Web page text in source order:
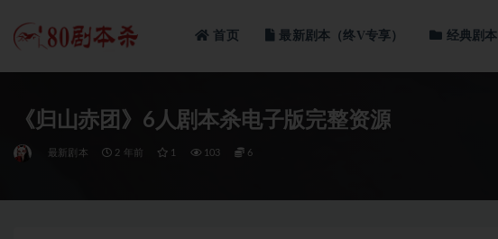
首页 最新剧本（终V专享） 经典剧本
《归山赤团》6人剧本杀电子版完整资源
最新剧本 2 年前 1 103 6